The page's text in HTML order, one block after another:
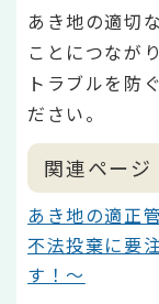
あき地の適切
ことにつながり
トラブルを防
ださい。
関連ページ
あき地の適正
不法投棄に要
す！～